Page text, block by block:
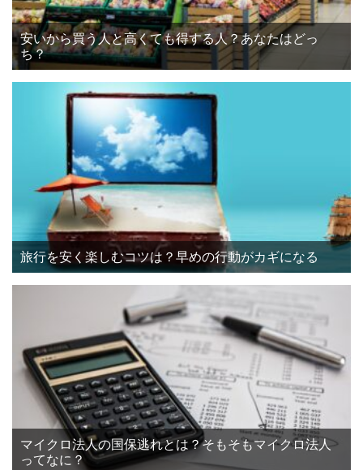
安いから買う人と高くても得する人？あなたはどっ
ち？
旅行を安く楽しむコツは？早めの行動がカギになる
マイクロ法人の国保逃れとは？そもそもマイクロ法人
ってなに？